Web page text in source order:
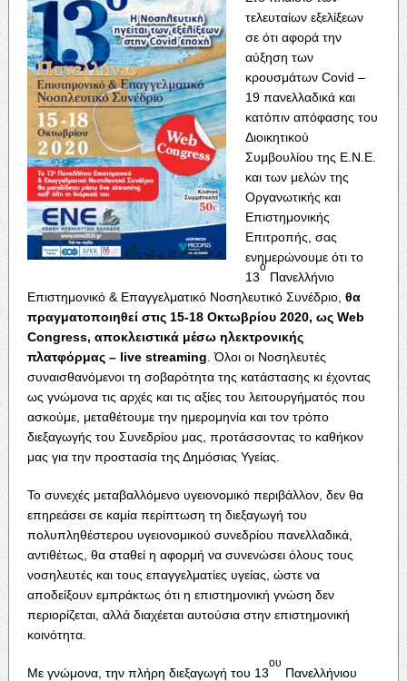
τελευταίων εξελίξεων
σε ότι αφορά την
αύξηση των
κρουσμάτων Covid –
19 πανελλαδικά και
κατόπιν απόφασης του
Διοικητικού
Συμβουλίου της Ε.Ν.Ε.
και των μελών της
Οργανωτικής και
Επιστημονικής
Επιτροπής, σας
ενημερώνουμε ότι το
13
ο
Πανελλήνιο
Επιστημονικό & Επαγγελματικό Νοσηλευτικό Συνέδριο, θα
πραγματοποιηθεί στις 15-18 Οκτωβρίου 2020, ως Web
Congress, αποκλειστικά μέσω ηλεκτρονικής
πλατφόρμας – live streaming . Όλοι οι Νοσηλευτές
συναισθανόμενοι τη σοβαρότητα της κατάστασης κι έχοντας
ως γνώμονα τις αρχές και τις αξίες του λειτουργήματός που
ασκούμε, μεταθέτουμε την ημερομηνία και τον τρόπο
διεξαγωγής του Συνεδρίου μας, προτάσσοντας το καθήκον
μας για την προστασία της Δημόσιας Υγείας.
Το συνεχές μεταβαλλόμενο υγειονομικό περιβάλλον, δεν θα
επηρεάσει σε καμία περίπτωση τη διεξαγωγή του
πολυπληθέστερου υγειονομικού συνεδρίου πανελλαδικά,
αντιθέτως, θα σταθεί η αφορμή να συνενώσει όλους τους
νοσηλευτές και τους επαγγελματίες υγείας, ώστε να
αποδείξουν εμπράκτως ότι η επιστημονική γνώση δεν
περιορίζεται, αλλά διαχέεται αυτούσια στην επιστημονική
κοινότητα.
Με γνώμονα, την πλήρη διεξαγωγή του 13
ου
Πανελλήνιου